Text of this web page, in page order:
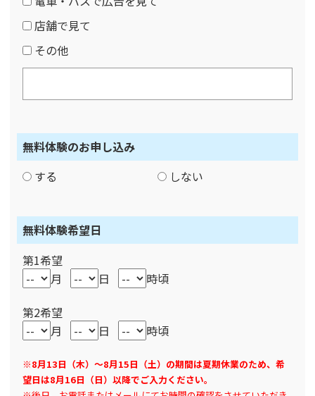
店舗で見て
その他
無料体験のお申し込み
する
しない
無料体験希望日
第1希望
月
日
時頃
第2希望
月
日 時頃
※8月13日（木）～8月15日（土）の期間は夏期休業のため、希
望日は8月16日（日）以降でご入力ください。